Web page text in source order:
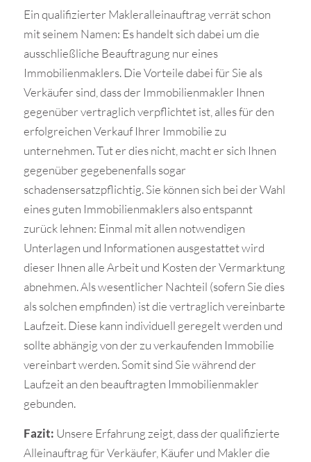
Ein qualifizierter Makleralleinauftrag verrät schon
mit seinem Namen: Es handelt sich dabei um die
ausschließliche Beauftragung nur eines
Immobilienmaklers. Die Vorteile dabei für Sie als
Verkäufer sind, dass der Immobilienmakler Ihnen
gegenüber vertraglich verpflichtet ist, alles für den
erfolgreichen Verkauf Ihrer Immobilie zu
unternehmen. Tut er dies nicht, macht er sich Ihnen
gegenüber gegebenenfalls sogar
schadensersatzpflichtig. Sie können sich bei der Wahl
eines guten Immobilienmaklers also entspannt
zurück lehnen: Einmal mit allen notwendigen
Unterlagen und Informationen ausgestattet wird
dieser Ihnen alle Arbeit und Kosten der Vermarktung
abnehmen. Als wesentlicher Nachteil (sofern Sie dies
als solchen empfinden) ist die vertraglich vereinbarte
Laufzeit. Diese kann individuell geregelt werden und
sollte abhängig von der zu verkaufenden Immobilie
vereinbart werden. Somit sind Sie während der
Laufzeit an den beauftragten Immobilienmakler
gebunden.
Fazit: Unsere Erfahrung zeigt, dass der qualifizierte
Alleinauftrag für Verkäufer, Käufer und Makler die